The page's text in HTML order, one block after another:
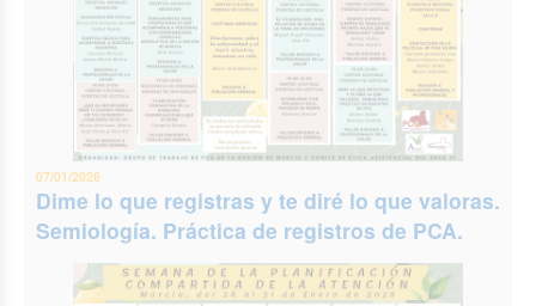
07/01/2026
Dime lo que registras y te diré lo que valoras.
Semiología. Práctica de registros de PCA.